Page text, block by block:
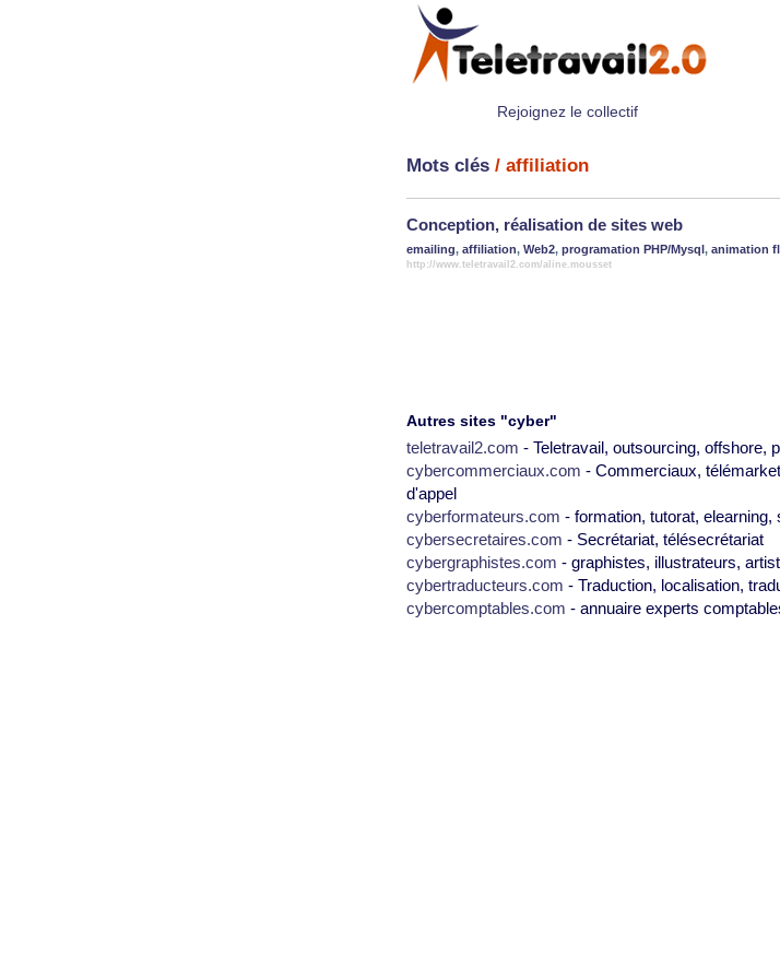
Rejoignez le collectif
Mots clés / affiliation
Conception, réalisation de sites web
emailing, affiliation, Web2, programation PHP/Mysql, animation
http://www.teletravail2.com/aline.mousset
Autres sites "cyber"
teletravail2.com - Teletravail, outsourcing, offshore,
cybercommerciaux.com - Commerciaux,
d'appel
cyberformateurs.com - formation, tutorat, elearning,
cybersecretaires.com - Secrétariat, télésecrétariat
cybergraphistes.com - graphistes, illustrateurs,
cybertraducteurs.com - Traduction, localisation,
cybercomptables.com - annuaire experts